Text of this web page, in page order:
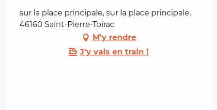
sur la place principale, sur la place principale,
46160 Saint-Pierre-Toirac
M'y rendre
J'y vais en train !